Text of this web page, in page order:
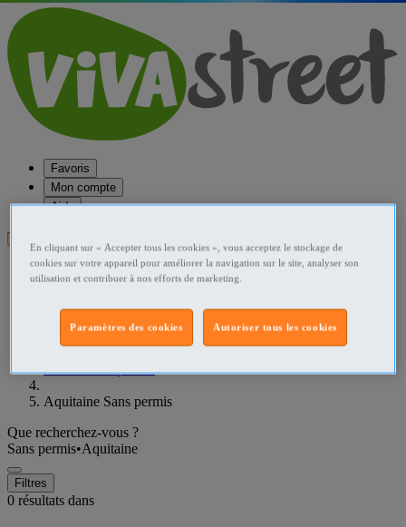
Favoris
Mon compte
Aide
Publier une annonce
Favoris
Publier une annonce
Accueil
France Sans permis
Aquitaine Sans permis
Que recherchez-vous ?
Sans permis•Aquitaine
Filtres
0 résultats dans
En cliquant sur « Accepter tous les cookies », vous acceptez le stockage de
cookies sur votre appareil pour améliorer la navigation sur le site, analyser son
utilisation et contribuer à nos efforts de marketing.
Autoriser tous les cookies
Paramètres des cookies